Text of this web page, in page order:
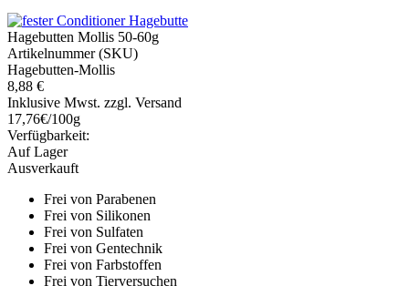
Hagebutten Mollis 50-60g
Artikelnummer (SKU)
Hagebutten-Mollis
8,88 €
Inklusive Mwst. zzgl. Versand
17,76€/100g
Verfügbarkeit:
Auf Lager
Ausverkauft
Frei von Parabenen
Frei von Silikonen
Frei von Sulfaten
Frei von Gentechnik
Frei von Farbstoffen
Frei von Tierversuchen